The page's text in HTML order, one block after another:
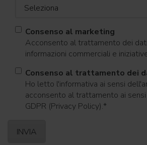
Consenso al marketing
Acconsento al trattamento dei
informazioni commerciali e
Consenso al trattamento dei
Ho letto l'informativa ai sensi
acconsento al trattamento ai
GDPR (Privacy Policy).*